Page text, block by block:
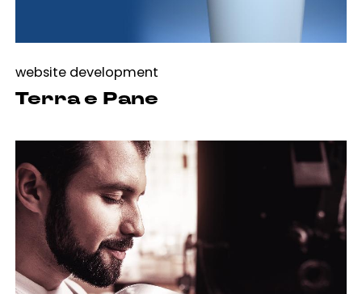
website development
Terra e Pane